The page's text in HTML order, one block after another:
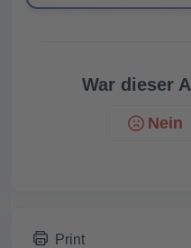
War dieser
Nein
Print